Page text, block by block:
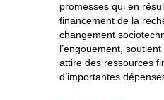
promesses qui en
financement de la
changement
l’engouement,
attire des ressources
d’importantes